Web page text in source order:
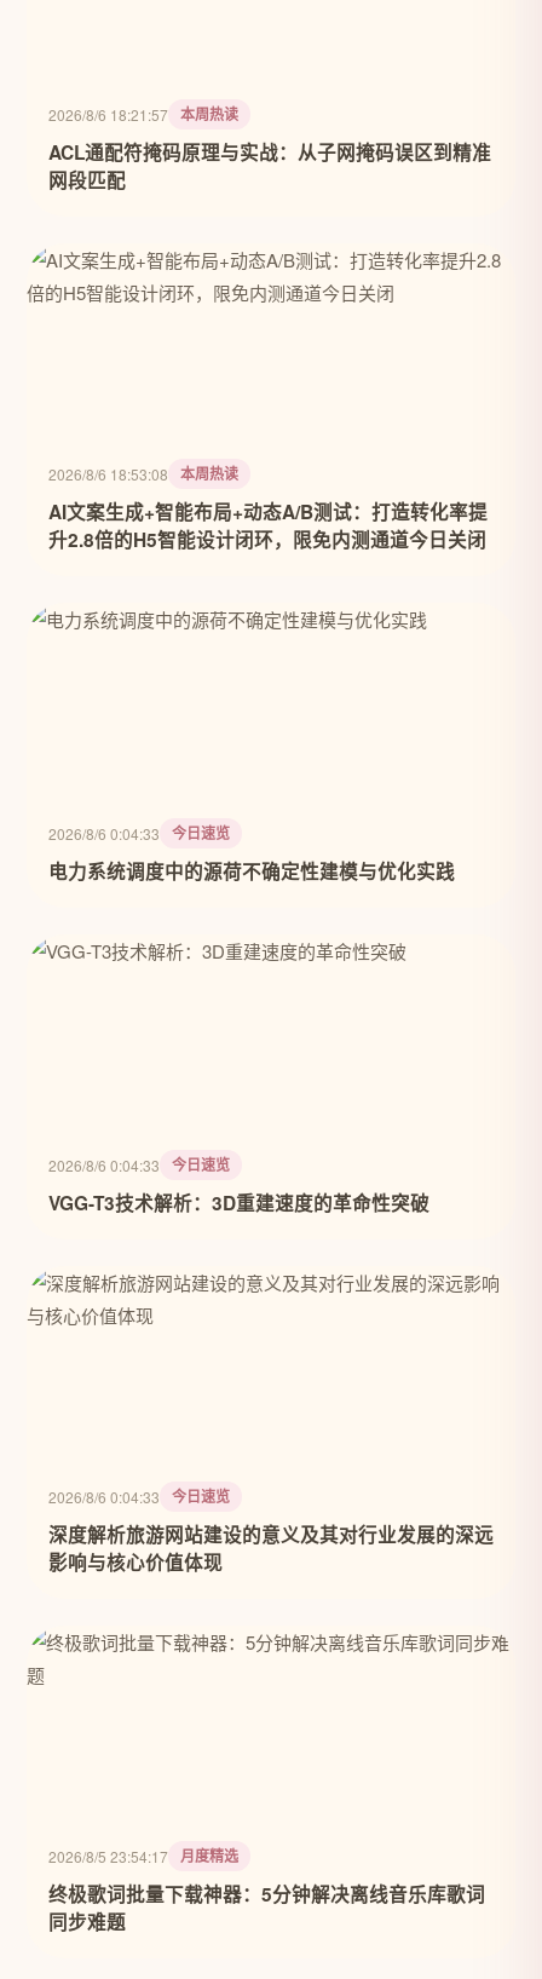
2026/8/6 18:21:57 本周热读
ACL通配符掩码原理与实战：从子网掩码误区到精准
网段匹配
2026/8/6 18:53:08 本周热读
AI文案生成+智能布局+动态A/B测试：打造转化率提
升2.8倍的H5智能设计闭环，限免内测通道今日关闭
2026/8/6 0:04:33 今日速览
电力系统调度中的源荷不确定性建模与优化实践
2026/8/6 0:04:33 今日速览
VGG-T3技术解析：3D重建速度的革命性突破
2026/8/6 0:04:33 今日速览
深度解析旅游网站建设的意义及其对行业发展的深远
影响与核心价值体现
2026/8/5 23:54:17 月度精选
终极歌词批量下载神器：5分钟解决离线音乐库歌词
同步难题